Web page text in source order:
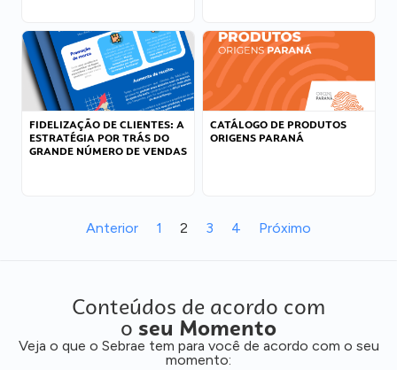
FIDELIZAÇÃO DE CLIENTES: A
ESTRATÉGIA POR TRÁS DO
GRANDE NÚMERO DE VENDAS
CATÁLOGO DE PRODUTOS
ORIGENS PARANÁ
Anterior 1 2 3 4 Próximo
Conteúdos de acordo com
o seu Momento
Veja o que o Sebrae tem para você de acordo com o seu
momento: